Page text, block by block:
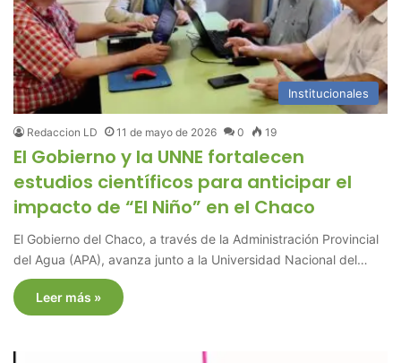
Institucionales
Redaccion LD 11 de mayo de 2026 0 19
El Gobierno y la UNNE fortalecen
estudios científicos para anticipar el
impacto de “El Niño” en el Chaco
El Gobierno del Chaco, a través de la Administración Provincial
del Agua (APA), avanza junto a la Universidad Nacional del…
Leer más »